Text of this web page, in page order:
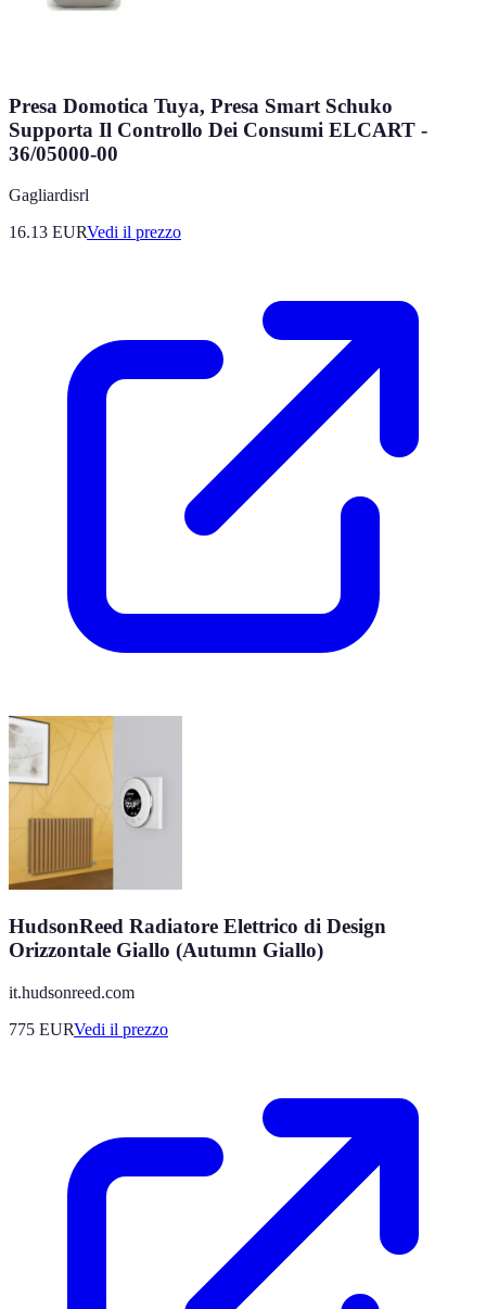
Presa Domotica Tuya, Presa Smart Schuko
Supporta Il Controllo Dei Consumi ELCART -
36/05000-00
Gagliardisrl
16.13 EURVedi il prezzo
HudsonReed Radiatore Elettrico di Design
Orizzontale Giallo (Autumn Giallo)
it.hudsonreed.com
775 EURVedi il prezzo